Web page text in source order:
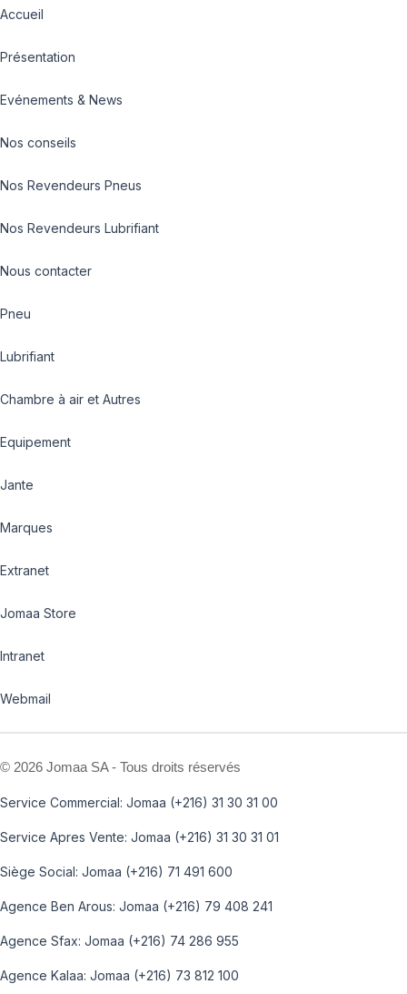
Accueil
Présentation
Evénements & News
Nos conseils
Nos Revendeurs Pneus
Nos Revendeurs Lubrifiant
Nous contacter
Pneu
Lubrifiant
Chambre à air et Autres
Equipement
Jante
Marques
Extranet
Jomaa Store
Intranet
Webmail
© 2026 Jomaa SA - Tous droits réservés
Service Commercial: Jomaa (+216) 31 30 31 00
Service Apres Vente: Jomaa (+216) 31 30 31 01
Siège Social: Jomaa (+216) 71 491 600
Agence Ben Arous: Jomaa (+216) 79 408 241
Agence Sfax: Jomaa (+216) 74 286 955
Agence Kalaa: Jomaa (+216) 73 812 100